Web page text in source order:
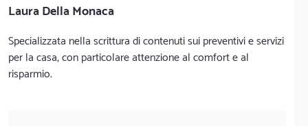
Laura Della Monaca
Specializzata nella scrittura di contenuti sui preventivi e servizi
per la casa, con particolare attenzione al comfort e al
risparmio.